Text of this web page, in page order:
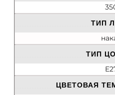
ТИП
ТИП
ЦВЕТОВАЯ